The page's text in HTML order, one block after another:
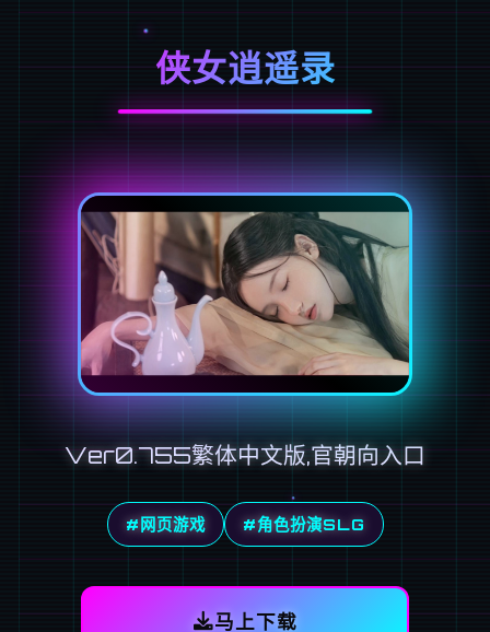
侠女逍遥录
Ver0.755繁体中文版,官朝向入口
#网页游戏 #角色扮演SLG
马上下载